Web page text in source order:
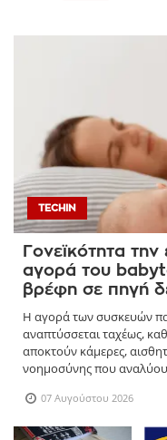
TECHIN
Γονεϊκότητα
αγορά του
βρέφη σε πηγή
Η αγορά των συσκευών
αναπτύσσεται ταχέως,
αποκτούν κάμερες,
νοημοσύνης που
07 Αυγούστου 2026